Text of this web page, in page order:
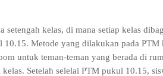
setengah kelas, di mana setiap kelas
Metode yang dilakukan pada
untuk teman-teman yang berada di
Setelah selelai PTM pukul 10.15,